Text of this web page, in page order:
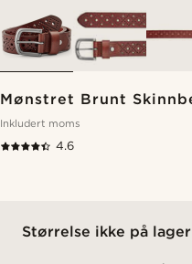
Mønstret Brunt
Inkludert moms
4.6
Størrelse ikke på lager